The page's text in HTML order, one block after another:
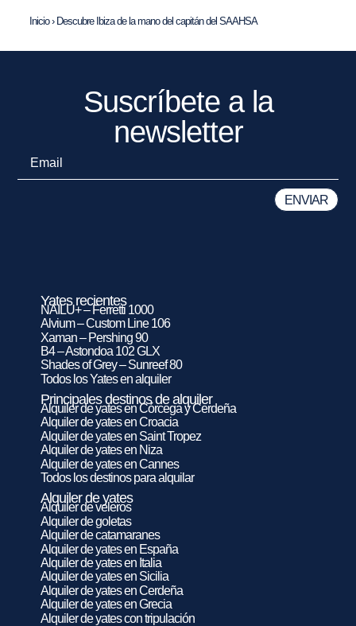
Inicio› Descubre Ibiza de la mano del capitán del SAAHSA
Suscríbete a la
newsletter
Yates recientes
NAILU+ – Ferretti 1000
Alvium – Custom Line 106
Xaman – Pershing 90
B4 – Astondoa 102 GLX
Shades of Grey – Sunreef 80
Todos los Yates en alquiler
Principales destinos de alquiler
Alquiler de yates en Córcega y Cerdeña
Alquiler de yates en Croacia
Alquiler de yates en Saint Tropez
Alquiler de yates en Niza
Alquiler de yates en Cannes
Todos los destinos para alquilar
Alquiler de yates
Alquiler de veleros
Alquiler de goletas
Alquiler de catamaranes
Alquiler de yates en España
Alquiler de yates en Italia
Alquiler de yates en Sicilia
Alquiler de yates en Cerdeña
Alquiler de yates en Grecia
Alquiler de yates con tripulación